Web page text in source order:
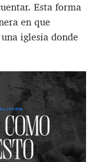
Esta forma
en que
iglesia donde